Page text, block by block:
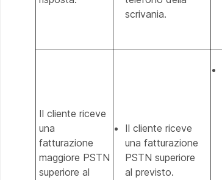
scrivania.
Il cliente riceve
una
fatturazione
maggiore PSTN
superiore al
Il cliente riceve
una fatturazione
PSTN superiore
al previsto.